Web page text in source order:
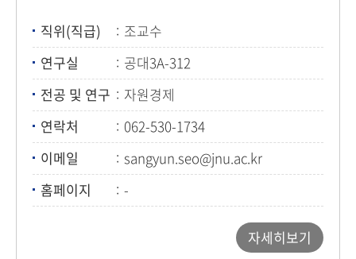
직위(직급)
조교수
연구실
공대3A-312
전공 및 연구
자원경제
연락처
062-530-1734
이메일
sangyun.seo@jnu.ac.kr
홈페이지
-
자세히보기